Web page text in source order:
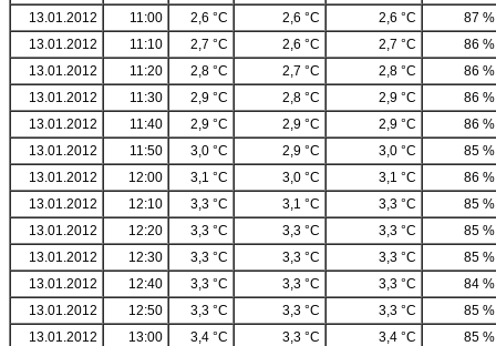
13.01.2012
11:00 2,6 °C 2,6 °C 2,6 °C
87 %
13.01.2012
11:10 2,7 °C 2,6 °C 2,7 °C
86 %
13.01.2012
11:20 2,8 °C 2,7 °C 2,8 °C
86 %
13.01.2012
11:30 2,9 °C 2,8 °C 2,9 °C
86 %
13.01.2012
11:40 2,9 °C 2,9 °C 2,9 °C
86 %
13.01.2012
11:50 3,0 °C 2,9 °C 3,0 °C
85 %
13.01.2012
12:00 3,1 °C 3,0 °C 3,1 °C
86 %
13.01.2012
12:10 3,3 °C 3,1 °C 3,3 °C
85 %
13.01.2012
12:20 3,3 °C 3,3 °C 3,3 °C
85 %
13.01.2012
12:30 3,3 °C 3,3 °C 3,3 °C
85 %
13.01.2012
12:40 3,3 °C 3,3 °C 3,3 °C
84 %
13.01.2012
12:50 3,3 °C 3,3 °C 3,3 °C
85 %
13.01.2012
13:00 3,4 °C 3,3 °C 3,4 °C
85 %